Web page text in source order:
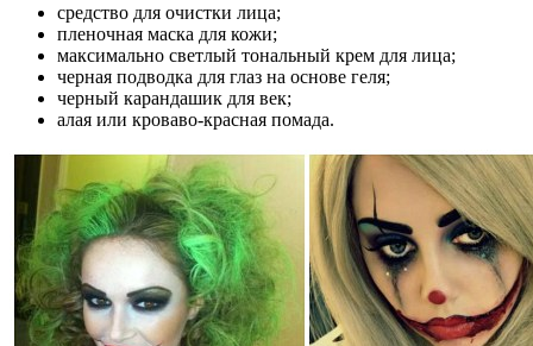
средство для очистки лица;
пленочная маска для кожи;
максимально светлый тональный крем для лица;
черная подводка для глаз на основе геля;
черный карандашик для век;
алая или кроваво-красная помада.